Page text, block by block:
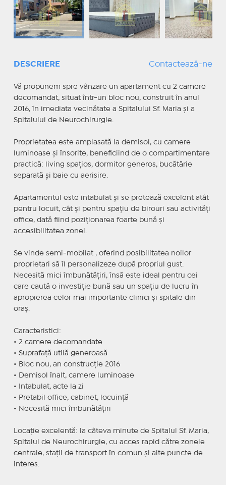
DESCRIERE Contactează-ne
Vă propunem spre vânzare un apartament cu 2 camere
decomandat, situat într-un bloc nou, construit în anul
2016, în imediata vecinătate a Spitalului Sf. Maria și a
Spitalului de Neurochirurgie.
Proprietatea este amplasată la demisol, cu camere
luminoase și însorite, beneficiind de o compartimentare
practică: living spațios, dormitor generos, bucătărie
separată și baie cu aerisire.
Apartamentul este intabulat și se pretează excelent atât
pentru locuit, cât și pentru spațiu de birouri sau activități
office, dată fiind poziționarea foarte bună și
accesibilitatea zonei.
Se vinde semi-mobilat , oferind posibilitatea noilor
proprietari să îl personalizeze după propriul gust.
Necesită mici îmbunătățiri, însă este ideal pentru cei
care caută o investiție bună sau un spațiu de lucru în
apropierea celor mai importante clinici și spitale din
oraș.
Caracteristici:
• 2 camere decomandate
• Suprafață utilă generoasă
• Bloc nou, an construcție 2016
• Demisol înalt, camere luminoase
• Intabulat, acte la zi
• Pretabil office, cabinet, locuință
• Necesită mici îmbunătățiri
Locație excelentă: la câteva minute de Spitalul Sf. Maria,
Spitalul de Neurochirurgie, cu acces rapid către zonele
centrale, stații de transport în comun și alte puncte de
interes.